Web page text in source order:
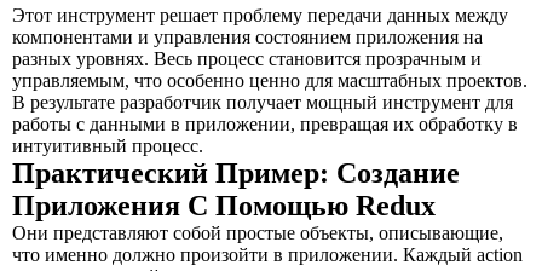
Этот инструмент решает проблему передачи данных между
компонентами и управления состоянием приложения на
разных уровнях. Весь процесс становится прозрачным и
управляемым, что особенно ценно для масштабных проектов.
В результате разработчик получает мощный инструмент для
работы с данными в приложении, превращая их обработку в
интуитивный процесс.
Практический Пример: Создание
Приложения С Помощью Redux
Они представляют собой простые объекты, описывающие,
что именно должно произойти в приложении. Каждый action